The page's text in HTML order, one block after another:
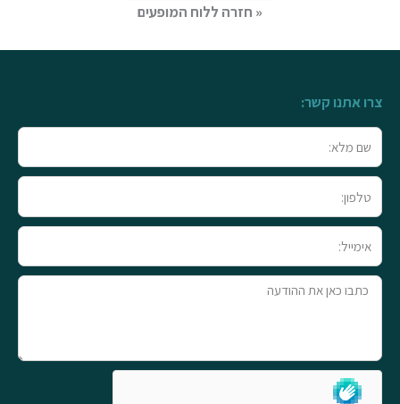
« חזרה ללוח המופעים
צרו אתנו קשר:
מלא
טלפון
טקסט